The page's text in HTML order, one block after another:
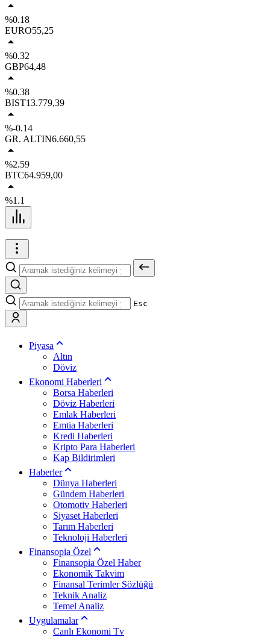
%0.18
EURO55,25
%0.32
GBP64,48
%0.38
BIST13.779,39
%-0.14
GR. ALTIN6.660,55
%2.59
BTC64.959,00
%1.1
Esc
Piyasa
Altın
Döviz
Ekonomi Haberleri
Borsa Haberleri
Döviz Haberleri
Emlak Haberleri
Emtia Haberleri
Kredi Haberleri
Kripto Para Haberleri
Kap Bildirimleri
Haberler
Dünya Haberleri
Gündem Haberleri
Otomotiv Haberleri
Siyaset Haberleri
Tarım Haberleri
Teknoloji Haberleri
Finansopia Özel
Finansopia Özel Haber
Ekonomik Takvim
Finansal Terimler Sözlüğü
Teknik Analiz
Temel Analiz
Uygulamalar
Canlı Ekonomi Tv